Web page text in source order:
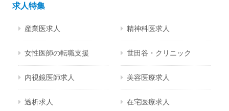
求人特集
産業医求人 精神科医求人
女性医師の転職支援 世田谷・クリニック
内視鏡医師求人 美容医療求人
透析求人 在宅医療求人